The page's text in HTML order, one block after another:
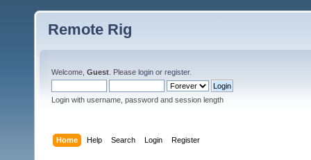
Remote Rig
Welcome, Guest . Please login or register.
Login with username, password and session length
Home Help Search Login Register